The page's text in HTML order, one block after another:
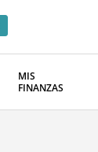
MIS
FINANZAS